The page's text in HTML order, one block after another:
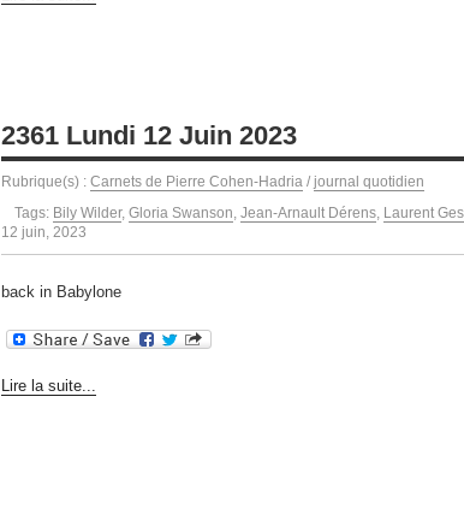
2361 Lundi 12 Juin 2023
Rubrique(s) : Carnets de Pierre Cohen-Hadria / journal quotidien
Tags: Bily Wilder, Gloria Swanson Jean-Arnault Dérens Laurent
12 juin, 2023
back in Babylone
Lire la suite...